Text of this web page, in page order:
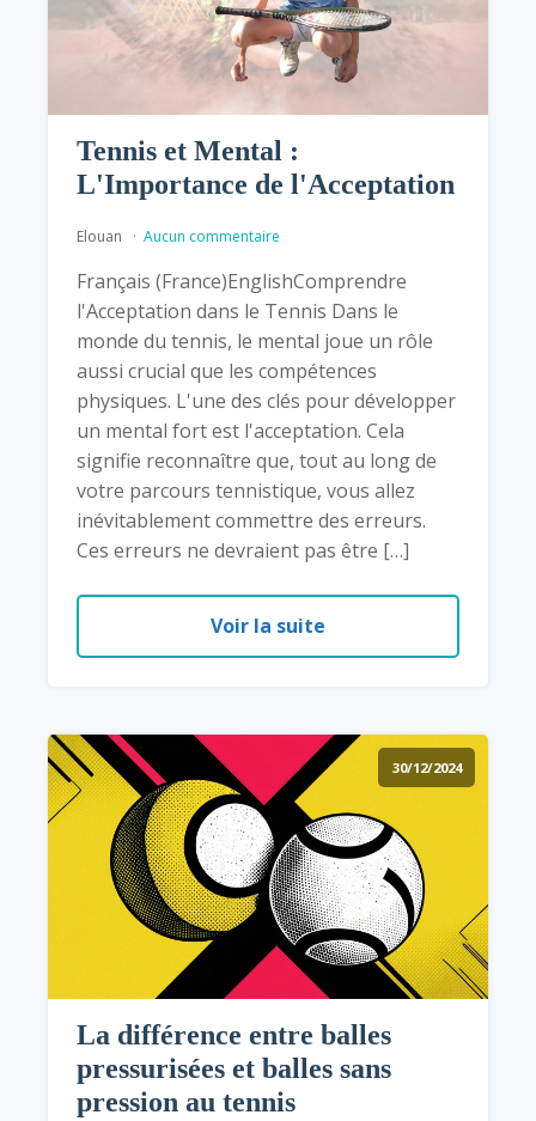
Tennis et Mental :
L'Importance de l'Acceptation
Elouan Aucun commentaire
Français (France)EnglishComprendre
l'Acceptation dans le Tennis Dans le
monde du tennis, le mental joue un rôle
aussi crucial que les compétences
physiques. L'une des clés pour développer
un mental fort est l'acceptation. Cela
signifie reconnaître que, tout au long de
votre parcours tennistique, vous allez
inévitablement commettre des erreurs.
Ces erreurs ne devraient pas être […]
Voir la suite
30/12/2024
La différence entre balles
pressurisées et balles sans
pression au tennis